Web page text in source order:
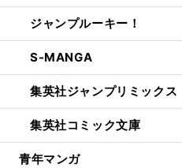
ジャンプルーキー！
S-MANGA
集英社ジャンプリミックス
集英社コミック文庫
青年マンガ